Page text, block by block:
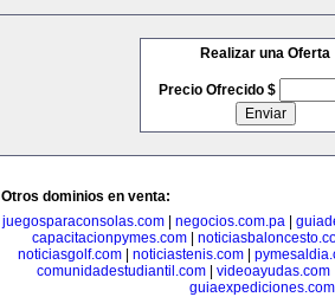
Realizar una Oferta
Precio Ofrecido $
Otros dominios en venta:
juegosparaconsolas.com| negocios.com.pa|
capacitacionpymes.com|
noticiasgolf.com| noticiastenis.com|
comunidadestudiantil.com| videoayudas.com
guiaexpediciones.com